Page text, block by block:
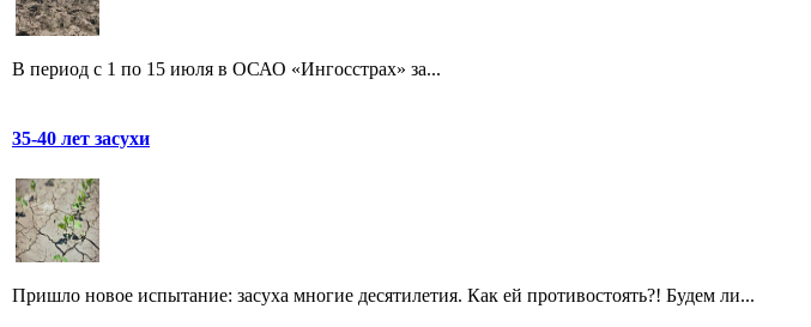
В период с 1 по 15 июля в ОСАО «Ингосстрах» за...
35-40 лет засухи
Пришло новое испытание: засуха многие десятилетия. Как ей противостоять?! Будем ли...